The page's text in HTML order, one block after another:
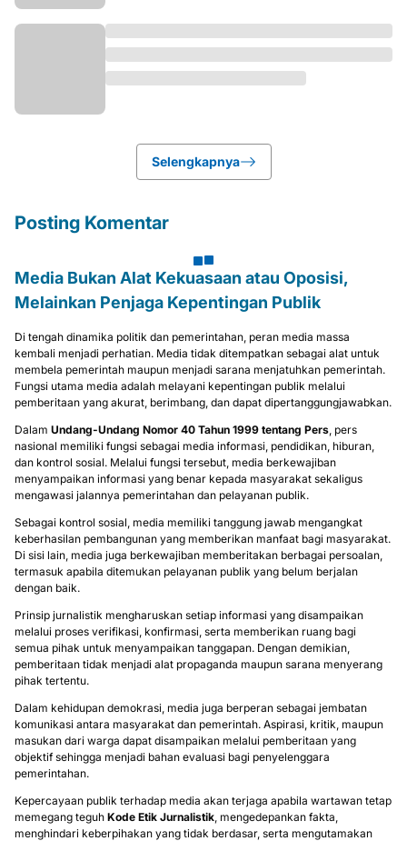
Selengkapnya
Posting Komentar
Media Bukan Alat Kekuasaan atau Oposisi,
Melainkan Penjaga Kepentingan Publik
Di tengah dinamika politik dan pemerintahan, peran media massa
kembali menjadi perhatian. Media tidak ditempatkan sebagai alat untuk
membela pemerintah maupun menjadi sarana menjatuhkan pemerintah.
Fungsi utama media adalah melayani kepentingan publik melalui
pemberitaan yang akurat, berimbang, dan dapat dipertanggungjawabkan.
Dalam Undang-Undang Nomor 40 Tahun 1999 tentang Pers , pers
nasional memiliki fungsi sebagai media informasi, pendidikan, hiburan,
dan kontrol sosial. Melalui fungsi tersebut, media berkewajiban
menyampaikan informasi yang benar kepada masyarakat sekaligus
mengawasi jalannya pemerintahan dan pelayanan publik.
Sebagai kontrol sosial, media memiliki tanggung jawab mengangkat
keberhasilan pembangunan yang memberikan manfaat bagi masyarakat.
Di sisi lain, media juga berkewajiban memberitakan berbagai persoalan,
termasuk apabila ditemukan pelayanan publik yang belum berjalan
dengan baik.
Prinsip jurnalistik mengharuskan setiap informasi yang disampaikan
melalui proses verifikasi, konfirmasi, serta memberikan ruang bagi
semua pihak untuk menyampaikan tanggapan. Dengan demikian,
pemberitaan tidak menjadi alat propaganda maupun sarana menyerang
pihak tertentu.
Dalam kehidupan demokrasi, media juga berperan sebagai jembatan
komunikasi antara masyarakat dan pemerintah. Aspirasi, kritik, maupun
masukan dari warga dapat disampaikan melalui pemberitaan yang
objektif sehingga menjadi bahan evaluasi bagi penyelenggara
pemerintahan.
Kepercayaan publik terhadap media akan terjaga apabila wartawan tetap
memegang teguh Kode Etik Jurnalistik , mengedepankan fakta,
menghindari keberpihakan yang tidak berdasar, serta mengutamakan